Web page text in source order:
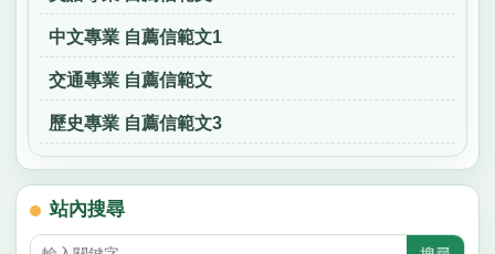
中文專業 自薦信範文1
交通專業 自薦信範文
歷史專業 自薦信範文3
站內搜尋